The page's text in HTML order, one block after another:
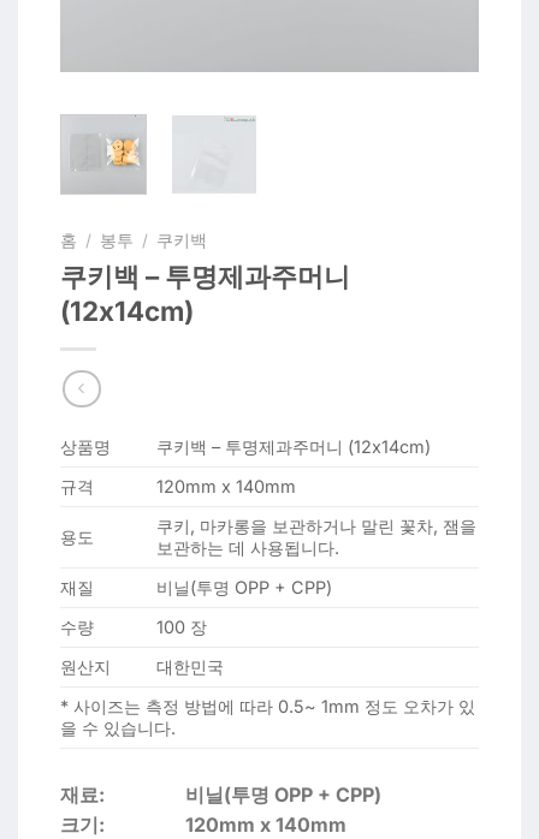
홈 / 봉투 / 쿠키백
쿠키백 – 투명제과주머니
(12x14cm)
상품명
쿠키백 – 투명제과주머니 (12x14cm)
규격
120mm x 140mm
용도
쿠키, 마카롱을 보관하거나 말린 꽃차, 잼을
보관하는 데 사용됩니다.
재질
비닐(투명 OPP + CPP)
수량
100 장
원산지
대한민국
* 사이즈는 측정 방법에 따라 0.5~ 1mm 정도 오차가 있
을 수 있습니다.
재료:
비닐(투명 OPP + CPP)
크기:
120mm x 140mm